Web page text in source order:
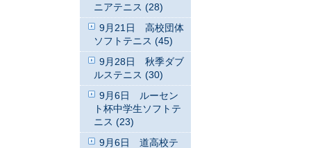
ニアテニス (28)
9月21日 高校団体
ソフトテニス (45)
9月28日 秋季ダブ
ルステニス (30)
9月6日 ルーセン
ト杯中学生ソフトテ
ニス (23)
9月6日 道高校テ